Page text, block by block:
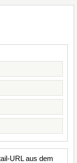
URL aus dem